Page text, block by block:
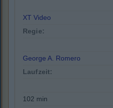
XT Video
Regie:
George A. Romero
Laufzeit:
102 min